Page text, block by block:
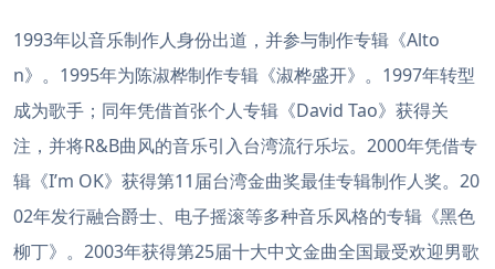
1993年以音乐制作人身份出道，并参与制作专辑《Alto
n》。1995年为陈淑桦制作专辑《淑桦盛开》。1997年转型
成为歌手；同年凭借首张个人专辑《David Tao》获得关
注，并将R&B曲风的音乐引入台湾流行乐坛。2000年凭借专
辑《I’m OK》获得第11届台湾金曲奖最佳专辑制作人奖。20
02年发行融合爵士、电子摇滚等多种音乐风格的专辑《黑色
柳丁》。2003年获得第25届十大中文金曲全国最受欢迎男歌